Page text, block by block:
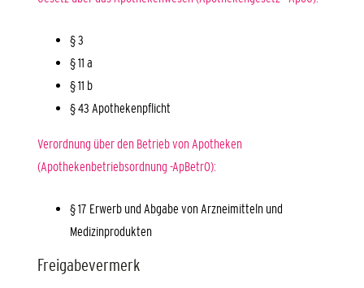
§ 3
§ 11 a
§ 11 b
§ 43 Apothekenpflicht
Verordnung über den Betrieb von Apotheken
(Apothekenbetriebsordnung -ApBetrO):
§ 17 Erwerb und Abgabe von Arzneimitteln und
Medizinprodukten
Freigabevermerk